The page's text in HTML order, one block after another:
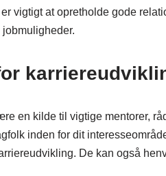
vigtigt at opretholde gode
en kilde til vigtige mentorer,
inden for dit
De kan også